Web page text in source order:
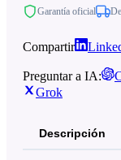
Garantía oficial
Compartir
Preguntar a IA:
Grok
Descripción